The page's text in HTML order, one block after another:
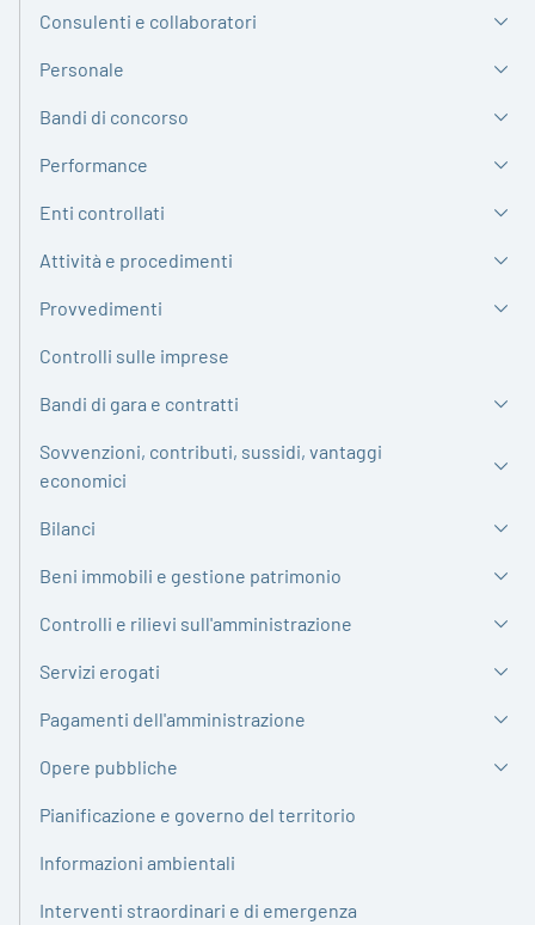
Consulenti e collaboratori
Personale
Bandi di concorso
Performance
Enti controllati
Attività e procedimenti
Provvedimenti
Controlli sulle imprese
Bandi di gara e contratti
Sovvenzioni, contributi, sussidi, vantaggi
economici
Bilanci
Beni immobili e gestione patrimonio
Controlli e rilievi sull'amministrazione
Servizi erogati
Pagamenti dell'amministrazione
Opere pubbliche
Pianificazione e governo del territorio
Informazioni ambientali
Interventi straordinari e di emergenza